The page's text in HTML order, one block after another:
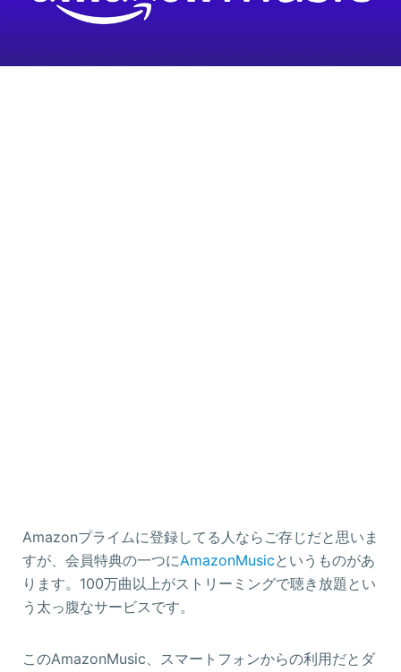
Amazonプライムに登録してる人ならご存じだと思いま
すが、会員特典の一つにAmazonMusicというものがあ
ります。100万曲以上がストリーミングで聴き放題とい
う太っ腹なサービスです。
このAmazonMusic、スマートフォンからの利用だとダ